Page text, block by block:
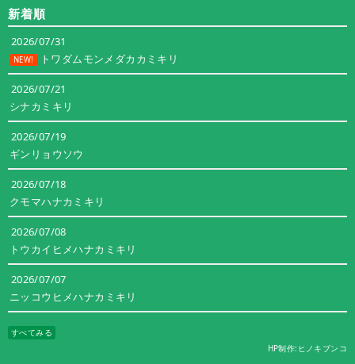
リ
新着順
2026/07/31
NEW! トワダムモンメダカカミキリ
2026/07/21
シナカミキリ
2026/07/19
ギンリョウソウ
2026/07/18
クモマハナカミキリ
2026/07/08
トウカイヒメハナカミキリ
2026/07/07
ニッコウヒメハナカミキリ
すべてみる
HP制作:ヒノキブンコ